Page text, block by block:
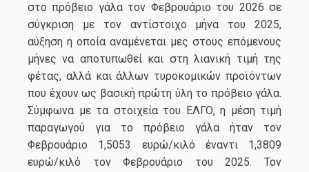
στο πρόβειο γάλα τον Φεβρουάριο του 2026 σε
σύγκριση με τον αντίστοιχο μήνα του 2025,
αύξηση η οποία αναμένεται μες στους επόμενους
μήνες να αποτυπωθεί και στη λιανική τιμή της
φέτας, αλλά και άλλων τυροκομικών προϊόντων
που έχουν ως βασική πρώτη ύλη το πρόβειο γάλα.
Σύμφωνα με τα στοιχεία του ΕΛΓΟ, η μέση τιμή
παραγωγού για το πρόβειο γάλα ήταν τον
Φεβρουάριο 1,5053 ευρώ/κιλό έναντι 1,3809
ευρώ/κιλό τον Φεβρουάριο του 2025. Τον